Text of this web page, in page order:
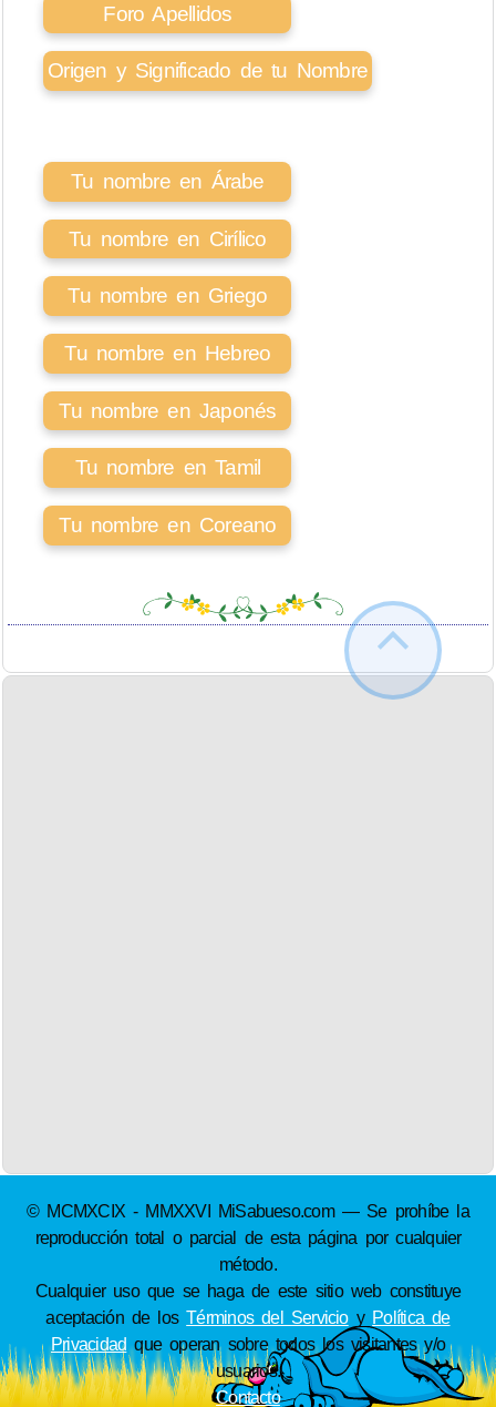
Foro Apellidos
Origen y Significado de tu Nombre
Tu nombre en Árabe
Tu nombre en Cirílico
Tu nombre en Griego
Tu nombre en Hebreo
Tu nombre en Japonés
Tu nombre en Tamil
Tu nombre en Coreano
© MCMXCIX - MMXXVI MiSabueso.com — Se prohíbe la
reproducción total o parcial de esta página por cualquier
método.
Cualquier uso que se haga de este sitio web constituye
aceptación de losTérminos del Servicioy Política de
Privacidad que operan sobre todos los visitantes y/o
usuarios.
Contacto